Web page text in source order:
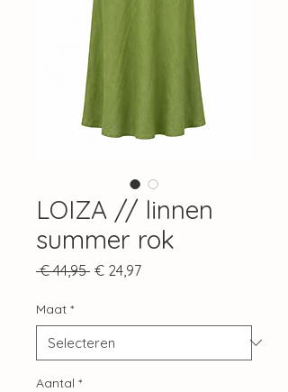
LOIZA // linnen
summer rok
€ 44,95 Normale
€ 24,97Verkoopprijs
Maat *
Aantal *